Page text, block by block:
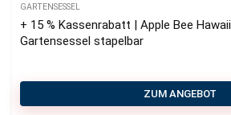
GARTENSESSEL
+ 15 % Kassenrabatt | Apple Bee Hawaii
Gartensessel stapelbar
ZUM ANGEBOT